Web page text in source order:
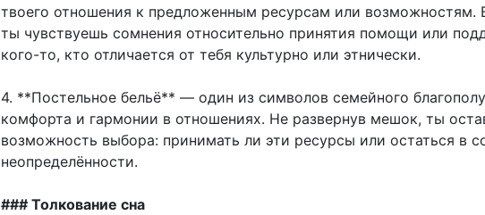
твоего отношения к предложенным ресурсам или возможностям.
ты чувствуешь сомнения относительно принятия помощи или
кого-то, кто отличается от тебя культурно или этнически.
4. **Постельное бельё** — один из символов семейного
комфорта и гармонии в отношениях. Не развернув мешок, ты
возможность выбора: принимать ли эти ресурсы или остаться в
неопределённости.
### Толкование сна